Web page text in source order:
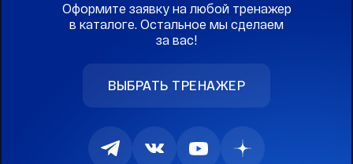
Оформите заявку на любой тренажер
в каталоге. Остальное мы сделаем
за вас!
ВЫБРАТЬ ТРЕНАЖЕР